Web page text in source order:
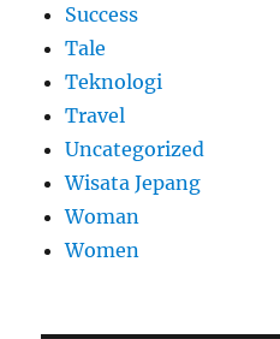
Success
Tale
Teknologi
Travel
Uncategorized
Wisata Jepang
Woman
Women